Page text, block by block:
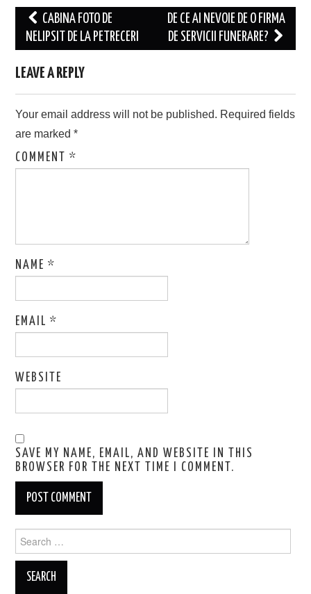
Post
navigation
CABINA FOTO DE
NELIPSIT DE LA PETRECERI
DE CE AI NEVOIE DE O FIRMA
DE SERVICII FUNERARE?
LEAVE A REPLY
Your email address will not be published. Required fields
are marked*
COMMENT*
NAME*
EMAIL*
WEBSITE
SAVE MY NAME, EMAIL, AND WEBSITE IN THIS
BROWSER FOR THE NEXT TIME I COMMENT.
for: